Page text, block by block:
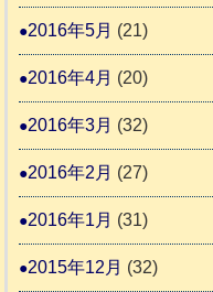
2016年5月 (21)
2016年4月 (20)
2016年3月 (32)
2016年2月 (27)
2016年1月 (31)
2015年12月 (32)